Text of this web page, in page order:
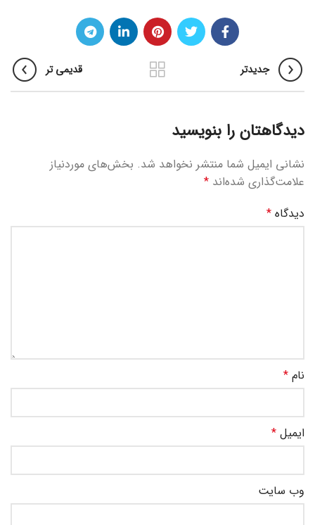
جدیدتر قدیمی تر
دیدگاهتان را بنویسید
نشانی ایمیل شما منتشر نخواهد شد. بخش‌های موردنیاز
علامت‌گذاری شده‌اند *
دیدگاه *
نام *
ایمیل *
وب‌ سایت